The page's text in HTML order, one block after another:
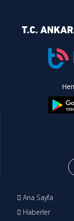
Ana Sayfa
Haberler